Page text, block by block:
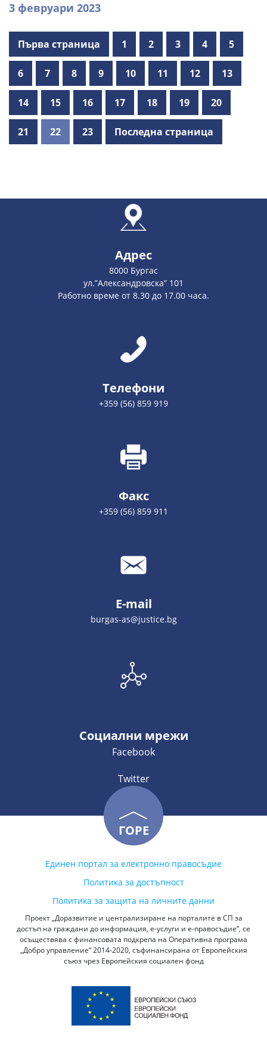
3 февруари 2023
Първа страница 1 2 3 4 5
6 7 8 9 10 11 12 13
14 15 16 17 18 19 20
21 22 23 Последна страница
Адрес
8000 Бургас
ул.”Александровска” 101
Работно време от 8.30 до 17.00 часа.
Телефони
+359 (56) 859 919
Факс
+359 (56) 859 911
E-mail
burgas-as@justice.bg
Социални мрежи
Facebook
Twitter
ГОРЕ
Единен портал за електронно правосъдие
Политика за достъпност
Политика за защита на личните данни
Проект „Доразвитие и централизиране на порталите в СП за
достъп на граждани до информация, е-услуги и е-правосъдие“, се
осъществява с финансовата подкрепа на Оперативна програма
„Добро управление“ 2014-2020, съфинансирана от Европейския
съюз чрез Европейския социален фонд